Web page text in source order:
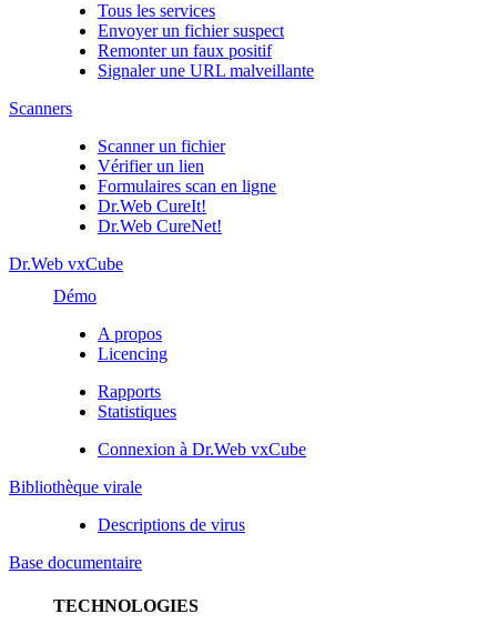
Tous les services
Envoyer un fichier suspect
Remonter un faux positif
Signaler une URL malveillante
Scanners
Scanner un fichier
Vérifier un lien
Formulaires scan en ligne
Dr.Web CureIt!
Dr.Web CureNet!
Dr.Web vxCube
Démo
A propos
Licencing
Rapports
Statistiques
Connexion à Dr.Web vxCube
Bibliothèque virale
Descriptions de virus
Base documentaire
TECHNOLOGIES